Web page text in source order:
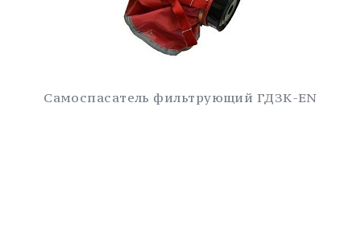
Самоспасатель фильтрующий ГДЗК-EN